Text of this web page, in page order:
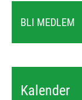
BLI MEDLEM
Kalender